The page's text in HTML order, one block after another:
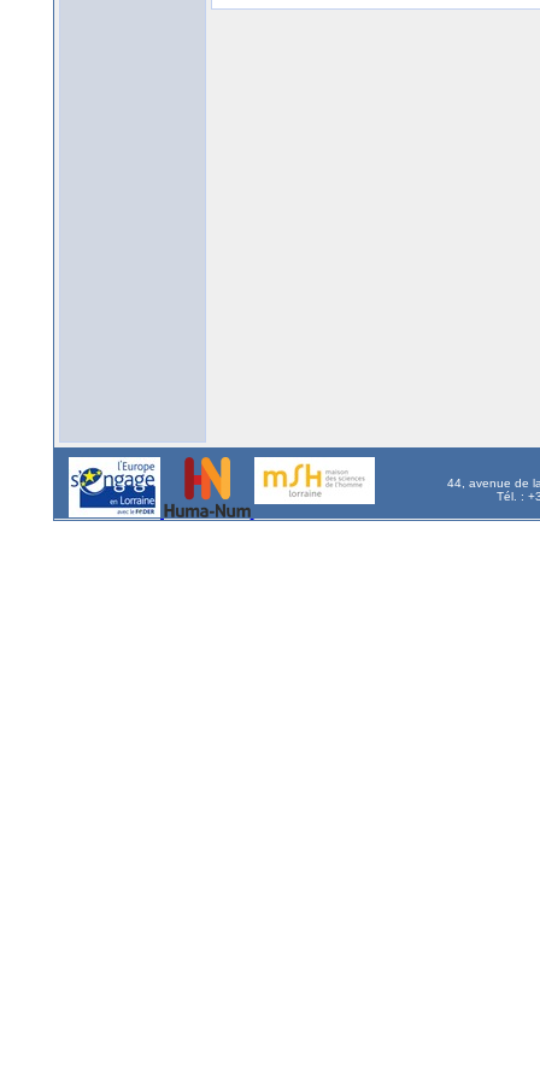
44, avenue de
Tél. :